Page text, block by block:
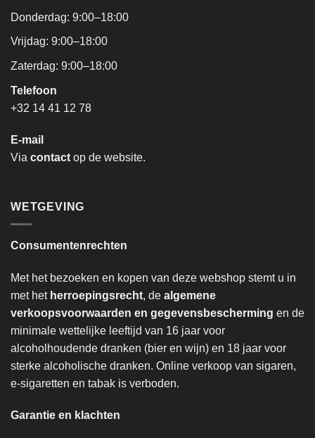
Donderdag: 9:00–18:00
Vrijdag: 9:00–18:00
Zaterdag: 9:00–18:00
Telefoon
+32 14 41 12 78
E-mail
Via contact op de website.
WETGEVING
Consumentenrechten
Met het bezoeken en kopen van deze webshop stemt u in
met het herroepingsrecht, de algemene
verkoopsvoorwaarden en gegevensbescherming en de
minimale wettelijke leeftijd van 16 jaar voor
alcoholhoudende dranken (bier en wijn) en 18 jaar voor
sterke alcoholische dranken. Online verkoop van sigaren,
e-sigaretten en tabak is verboden.
Garantie en klachten